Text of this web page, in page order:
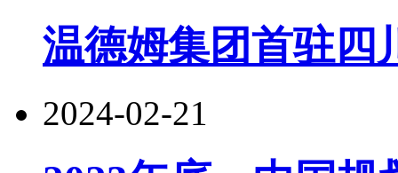
温德姆集团首驻四
2024-02-21